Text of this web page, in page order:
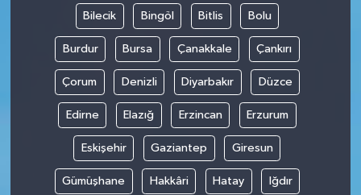
Bilecik Bingöl Bitlis Bolu
Burdur Bursa Çanakkale Çankırı
Çorum Denizli Diyarbakır Düzce
Edirne Elazığ Erzincan Erzurum
Eskişehir Gaziantep Giresun
Gümüşhane Hakkâri Hatay Iğdır